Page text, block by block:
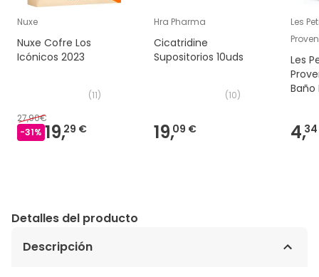
Nuxe
Nuxe Cofre Los
Icónicos 2023
(11)
27,90€
-31% 19,29 €
Hra Pharma
Cicatridine
Supositorios 10uds
(10)
19,09 €
Les
Les
Baño
4,
Detalles del producto
Descripción